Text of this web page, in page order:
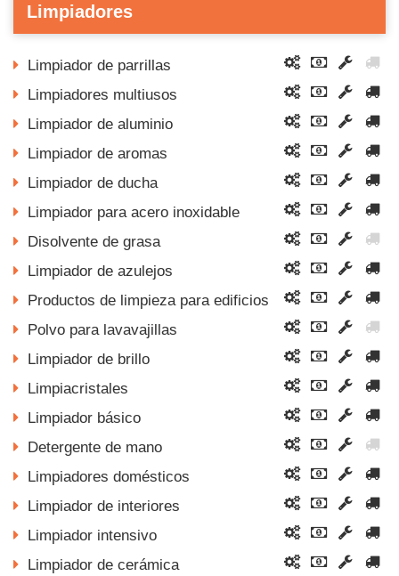
Limpiadores
Limpiador de parrillas
Limpiadores multiusos
Limpiador de aluminio
Limpiador de aromas
Limpiador de ducha
Limpiador para acero inoxidable
Disolvente de grasa
Limpiador de azulejos
Productos de limpieza para edificios
Polvo para lavavajillas
Limpiador de brillo
Limpiacristales
Limpiador básico
Detergente de mano
Limpiadores domésticos
Limpiador de interiores
Limpiador intensivo
Limpiador de cerámica